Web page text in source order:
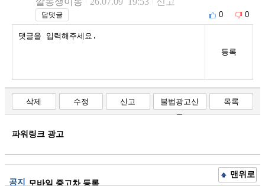
답댓글 0 0
등록
삭제 수정 신고
불법광고신
고
목록
파워링크 광고
공지 모바일 중고차 등록
맨위로